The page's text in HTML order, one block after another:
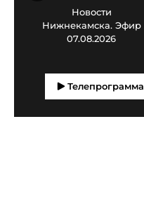
Новости
Нижнекамска. Эфир
07.08.2026
Телепрограмма